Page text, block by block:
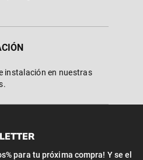
instalación en nuestras
para tu próxima compra! Y se el